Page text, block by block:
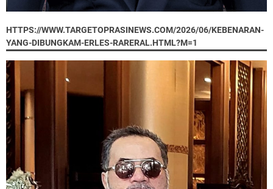
HTTPS://WWW.TARGETOPRASINEWS.COM/2026/06/KEBENARAN-
YANG-DIBUNGKAM-ERLES-RARERAL.HTML?M=1